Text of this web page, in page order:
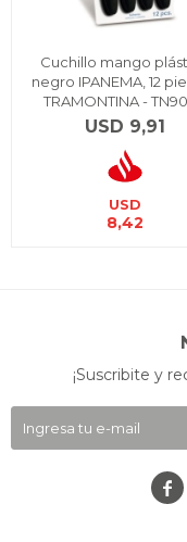
Cuchillo mango
negro IPANEMA, 12
TRAMONTINA -
USD 9,91
USD
8,42
¡Suscribite y
